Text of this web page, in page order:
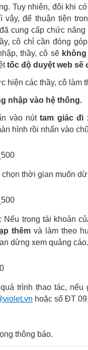
Tuy nhiên, đôi khi
vậy, để thuận tiện
cung cấp chức năng
cô chỉ cần đóng
thầy, cô sẽ
tốc độ duyệt web sẽ
hiện các thầy, cô làm
nhập vào hệ thống.
vào núttam giác đi
hình rồi nhấn vào
chọn thời gian muốn
: Nếu trong tài khoản
thêm và làm theo
dừng xem quảng cáo.
trình thao tác,
hoặc số ĐT
thông báo.